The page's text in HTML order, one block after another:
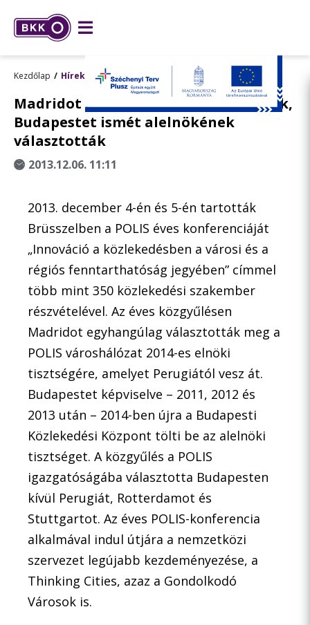
Kezdőlap Hírek
Madridot a POLIS szervezet elnökének,
Budapestet ismét alelnökének
választották
2013.12.06. 11:11
2013. december 4-én és 5-én tartották
Brüsszelben a POLIS éves konferenciáját
„Innováció a közlekedésben a városi és a
régiós fenntarthatóság jegyében” címmel
több mint 350 közlekedési szakember
részvételével. Az éves közgyűlésen
Madridot egyhangúlag választották meg a
POLIS városhálózat 2014-es elnöki
tisztségére, amelyet Perugiától vesz át.
Budapestet képviselve – 2011, 2012 és
2013 után – 2014-ben újra a Budapesti
Közlekedési Központ tölti be az alelnöki
tisztséget. A közgyűlés a POLIS
igazgatóságába választotta Budapesten
kívül Perugiát, Rotterdamot és
Stuttgartot. Az éves POLIS-konferencia
alkalmával indul útjára a nemzetközi
szervezet legújabb kezdeményezése, a
Thinking Cities, azaz a Gondolkodó
Városok is.